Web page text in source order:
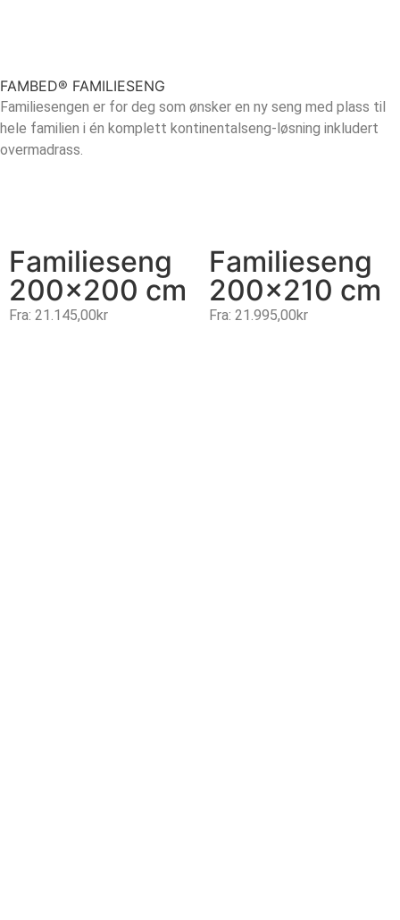
FAMBED® FAMILIESENG
Familiesengen er for deg som ønsker en ny seng med plass til
hele familien i én komplett kontinentalseng-løsning inkludert
overmadrass.
Familieseng
200×200 cm
Fra: 21.145,00kr
Familieseng
200×210 cm
Fra: 21.995,00kr